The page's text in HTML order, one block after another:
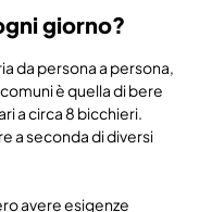
giorno?
da persona a persona,
è quella di bere
a circa 8 bicchieri.
a seconda di diversi
avere esigenze